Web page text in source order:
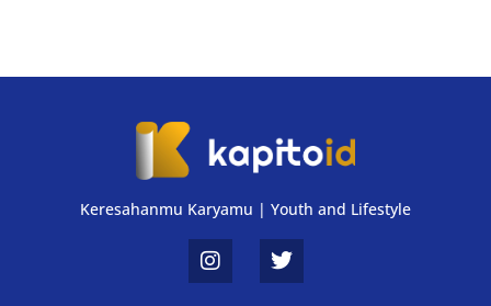
Keresahanmu Karyamu | Youth and Lifestyle